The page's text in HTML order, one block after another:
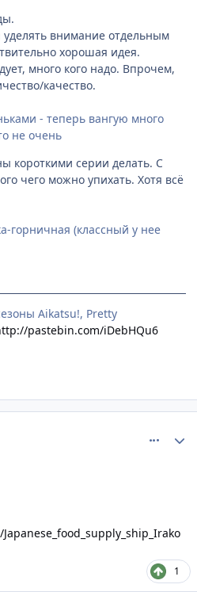
внимание отдельным
хорошая идея.
много кого надо. Впрочем,
качество.
- теперь вангую много
не очень
короткими серии делать. С
чего можно упихать. Хотя всё
горничная (классный у нее
Aikatsu!, Pretty
pastebin.com/iDebHQu6
1